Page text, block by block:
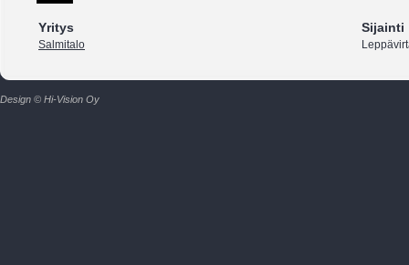
Yritys Sijainti
Salmitalo
Design © Hi-Vision Oy